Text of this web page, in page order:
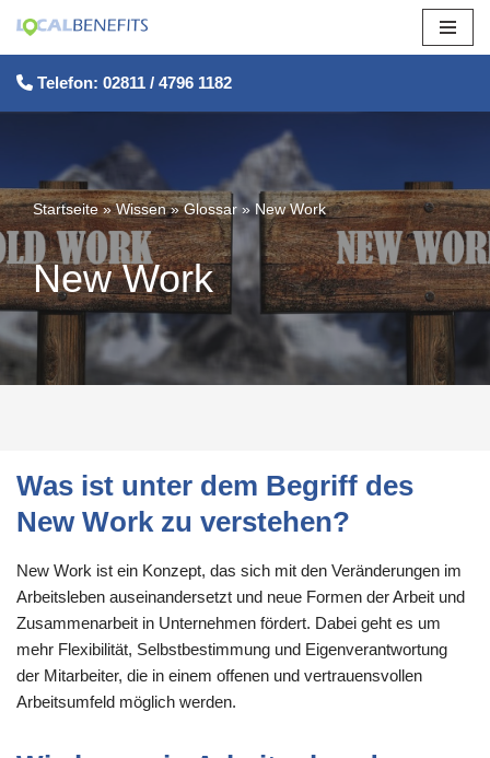
Zum
Inhalt
springen
Telefon: 02811 / 4796 1182
Startseite»Wissen»Glossar»New Work
New Work
Was ist unter dem Begriff des
New Work zu verstehen?
New Work ist ein Konzept, das sich mit den Veränderungen im
Arbeitsleben auseinandersetzt und neue Formen der Arbeit und
Zusammenarbeit in Unternehmen fördert. Dabei geht es um
mehr Flexibilität, Selbstbestimmung und Eigenverantwortung
der Mitarbeiter, die in einem offenen und vertrauensvollen
Arbeitsumfeld möglich werden.